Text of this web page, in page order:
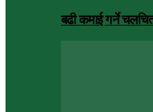
बढी कमाई गर्ने